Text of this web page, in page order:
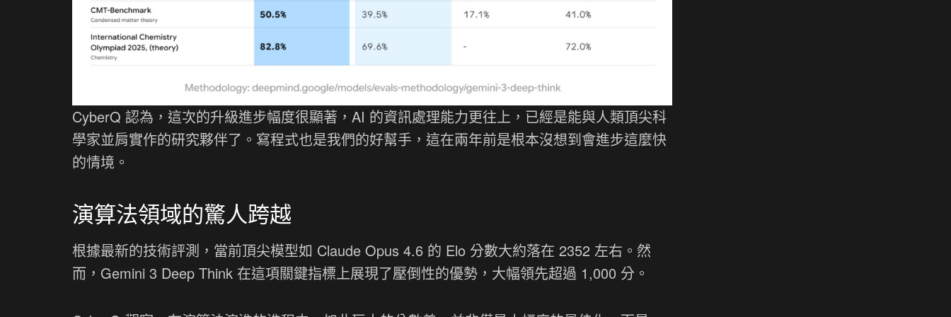
CyberQ 認為，這次的升級進步幅度很顯著，AI 的資訊處理能力更往上，已經是能與人類頂尖科
學家並肩實作的研究夥伴了。寫程式也是我們的好幫手，這在兩年前是根本沒想到會進步這麼快
的情境。
演算法領域的驚人跨越
根據最新的技術評測，當前頂尖模型如 Claude Opus 4.6 的 Elo 分數大約落在 2352 左右。然
而，Gemini 3 Deep Think 在這項關鍵指標上展現了壓倒性的優勢，大幅領先超過 1,000 分。